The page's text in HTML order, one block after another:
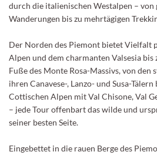
durch die italienischen Westalpen – von
Wanderungen bis zu mehrtägigen
Der Norden des Piemont bietet Vielfalt
Alpen und dem charmanten Valsesia bis
Fuße des Monte Rosa-Massivs, von
ihren Canavese-, Lanzo- und Susa-
Cottischen Alpen mit Val Chisone, Val
– jede Tour offenbart das wilde und
seiner besten Seite.
Eingebettet in die rauen Berge des